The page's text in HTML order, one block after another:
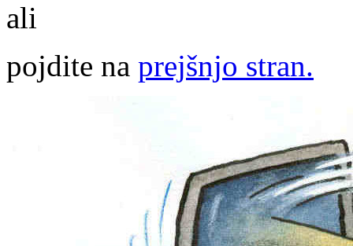
ali
pojdite na prejšnjo stran.